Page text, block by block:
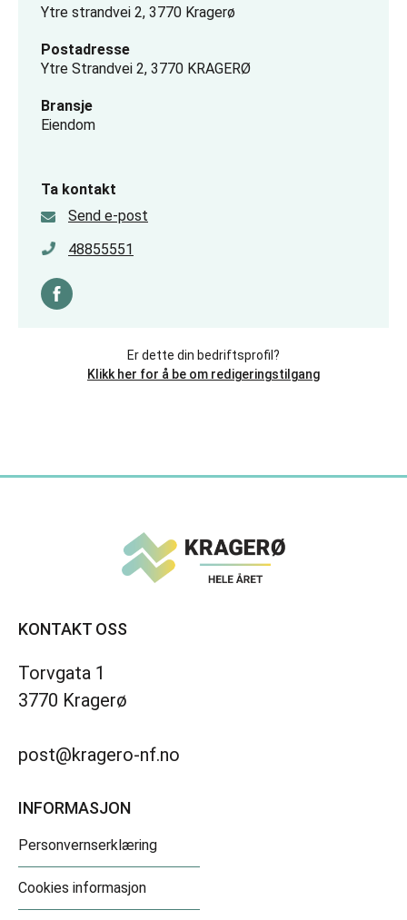
Ytre strandvei 2, 3770 Kragerø
Postadresse
Ytre Strandvei 2, 3770 KRAGERØ
Bransje
Eiendom
Ta kontakt
Send e-post
48855551
Er dette din bedriftsprofil?
Klikk her for å be om redigeringstilgang
KONTAKT OSS
Torvgata 1
3770 Kragerø
post@kragero-nf.no
INFORMASJON
Personvernserklæring
Cookies informasjon